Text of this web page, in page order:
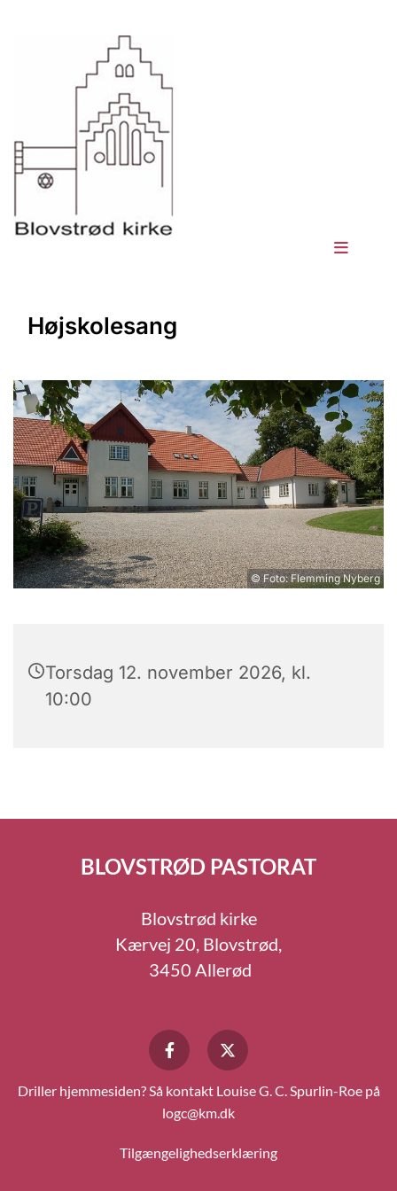
Højskolesang
© Foto: Flemming Nyberg
Torsdag 12. november 2026, kl.
10:00
BLOVSTRØD PASTORAT
Blovstrød kirke
Kærvej 20, Blovstrød,
3450 Allerød
Driller hjemmesiden? Så kontakt Louise G. C. Spurlin-Roe på
logc@km.dk
Tilgængelighedserklæring